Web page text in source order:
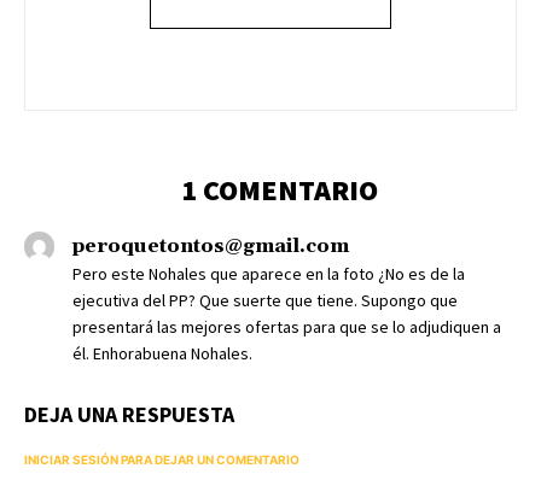
1 COMENTARIO
peroquetontos@gmail.com
Pero este Nohales que aparece en la foto ¿No es de la
ejecutiva del PP? Que suerte que tiene. Supongo que
presentará las mejores ofertas para que se lo adjudiquen a
él. Enhorabuena Nohales.
DEJA UNA RESPUESTA
INICIAR SESIÓN PARA DEJAR UN COMENTARIO